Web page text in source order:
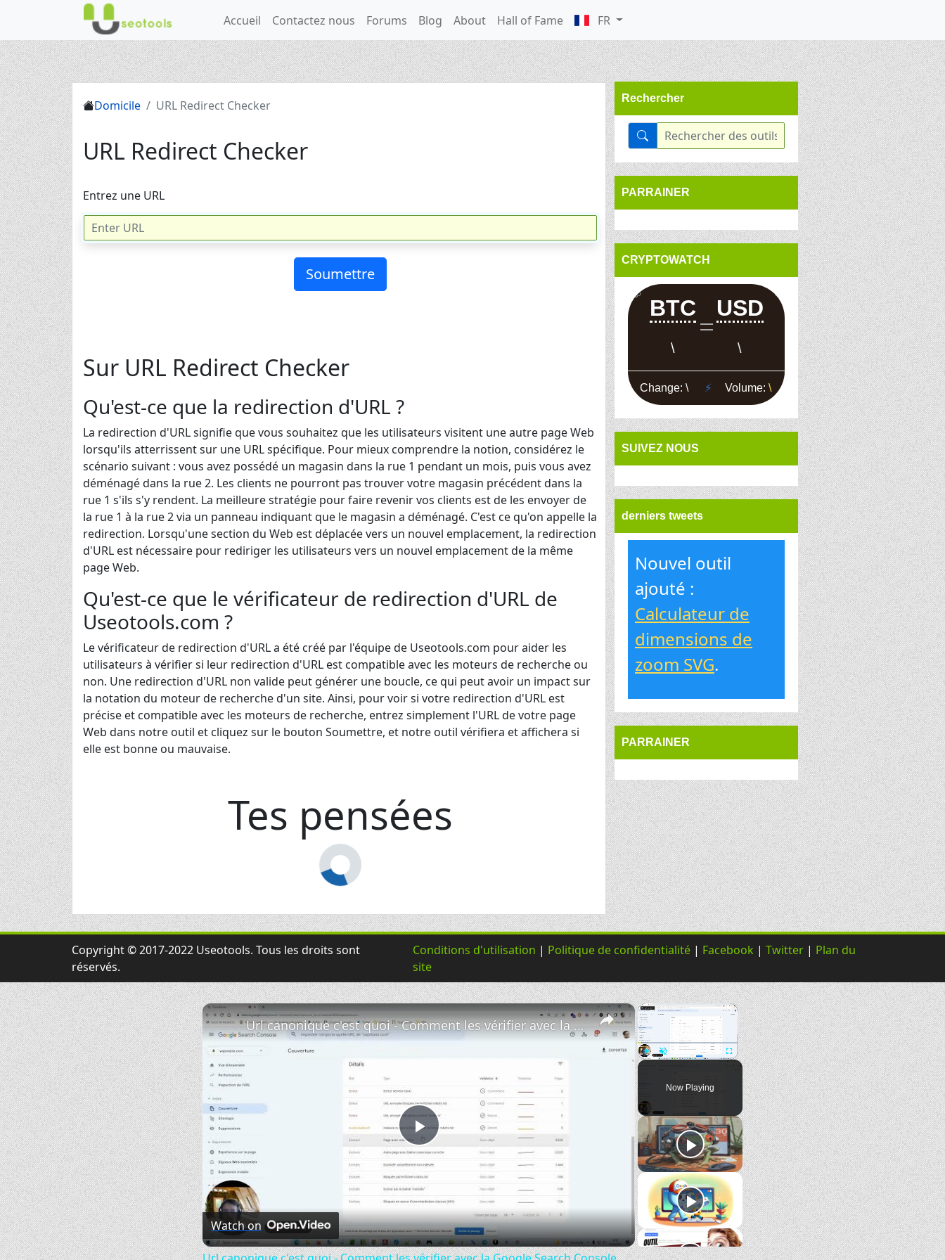
Accueil Contactez nous Forums Blog About Hall of Fame FR
Domicile URL Redirect Checker
URL Redirect Checker
Entrez une URL
Sur URL Redirect Checker
Qu'est-ce que la redirection d'URL ?
La redirection d'URL signifie que vous souhaitez que les utilisateurs visitent une autre page Web
lorsqu'ils atterrissent sur une URL spécifique. Pour mieux comprendre la notion, considérez le
scénario suivant : vous avez possédé un magasin dans la rue 1 pendant un mois, puis vous avez
déménagé dans la rue 2. Les clients ne pourront pas trouver votre magasin précédent dans la
rue 1 s'ils s'y rendent. La meilleure stratégie pour faire revenir vos clients est de les envoyer de
la rue 1 à la rue 2 via un panneau indiquant que le magasin a déménagé. C'est ce qu'on appelle la
redirection. Lorsqu'une section du Web est déplacée vers un nouvel emplacement, la redirection
d'URL est nécessaire pour rediriger les utilisateurs vers un nouvel emplacement de la même
page Web.
Qu'est-ce que le vérificateur de redirection d'URL de
Useotools.com ?
Le vérificateur de redirection d'URL a été créé par l'équipe de Useotools.com pour aider les
utilisateurs à vérifier si leur redirection d'URL est compatible avec les moteurs de recherche ou
non. Une redirection d'URL non valide peut générer une boucle, ce qui peut avoir un impact sur
la notation du moteur de recherche d'un site. Ainsi, pour voir si votre redirection d'URL est
précise et compatible avec les moteurs de recherche, entrez simplement l'URL de votre page
Web dans notre outil et cliquez sur le bouton Soumettre, et notre outil vérifiera et affichera si
elle est bonne ou mauvaise.
Tes pensées
Rechercher
PARRAINER
CRYPTOWATCH
SUIVEZ NOUS
derniers tweets
Nouvel outil
ajouté :
Calculateur de
dimensions de
zoom SVG.
PARRAINER
Copyright © 2017-2022 Useotools. Tous les droits sont
réservés.
Conditions d'utilisation | Politique de confidentialité | Facebook | Twitter | Plan du
site
×
Fullscreen
Now Playing
×
Play
Video
Url canonique c'est quoi - Comment les vérifier avec la Google Search Console
Watch on